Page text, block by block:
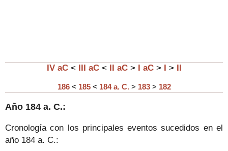
IV aC < III aC< II aC> I aC > I > II
186< 185< 184 a. C.> 183> 182
Año 184 a. C.:
Cronología con los principales eventos sucedidos en el
año 184 a. C.: